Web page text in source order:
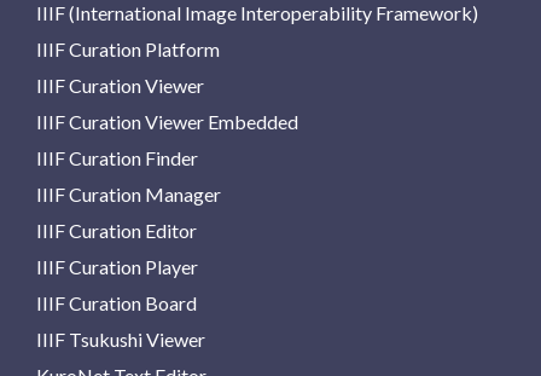
IIIF (International Image Interoperability Framework)
IIIF Curation Platform
IIIF Curation Viewer
IIIF Curation Viewer Embedded
IIIF Curation Finder
IIIF Curation Manager
IIIF Curation Editor
IIIF Curation Player
IIIF Curation Board
IIIF Tsukushi Viewer